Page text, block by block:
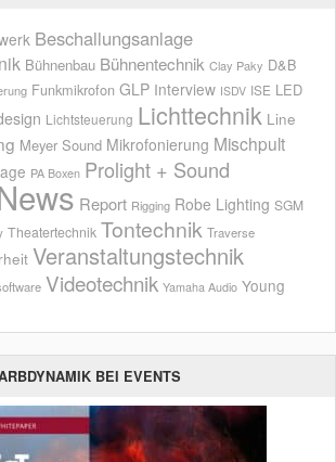
Beschallungsanlage
Bühnenbau Bühnentechnik Clay Paky D&B
Funkmikrofon GLP Interview ISDV ISE LED
Lichtsteuerung Lichttechnik Line
Meyer Sound Mikrofonierung Mischpult
PA Boxen Prolight + Sound
Report Rigging Robe Lighting SGM
Theatertechnik Tontechnik Traverse
Veranstaltungstechnik
Videotechnik Yamaha Audio Young
BEI EVENTS